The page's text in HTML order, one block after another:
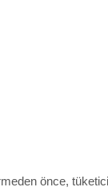
önce,